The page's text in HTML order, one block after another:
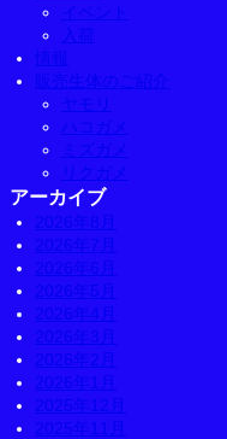
イベント
入荷
情報
販売生体のご紹介
ヤモリ
ハコガメ
ミズガメ
リクガメ
アーカイブ
2026年8月
2026年7月
2026年6月
2026年5月
2026年4月
2026年3月
2026年2月
2026年1月
2025年12月
2025年11月